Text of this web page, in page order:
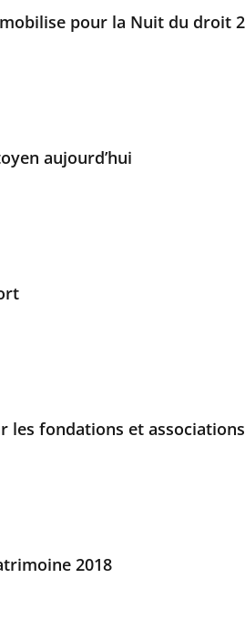
pour la Nuit du droit
aujourd’hui
les fondations et
2018